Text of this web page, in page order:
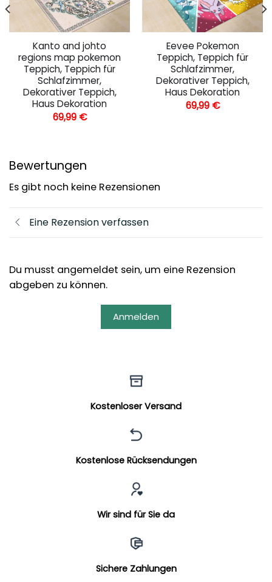
Kanto and johto
regions map pokemon
Teppich, Teppich für
Schlafzimmer,
Dekorativer Teppich,
Haus Dekoration
69,99 €
Eevee Pokemon
Teppich, Teppich für
Schlafzimmer,
Dekorativer Teppich,
Haus Dekoration
69,99 €
Bewertungen
Es gibt noch keine Rezensionen
Eine Rezension verfassen
Du musst angemeldet sein, um eine Rezension
abgeben zu können.
Anmelden
Kostenloser Versand
Kostenlose Rücksendungen
Wir sind für Sie da
Sichere Zahlungen